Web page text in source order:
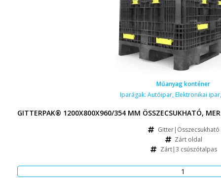
Műanyag konténer
Iparágak: Autóipar,Elektronikai ipar
GITTERPAK® 1200X800X960/354 MM ÖSSZECSUKHATÓ,
Gitter|Összecsukható
Zárt oldal
Zárt|3 csúszótalpas